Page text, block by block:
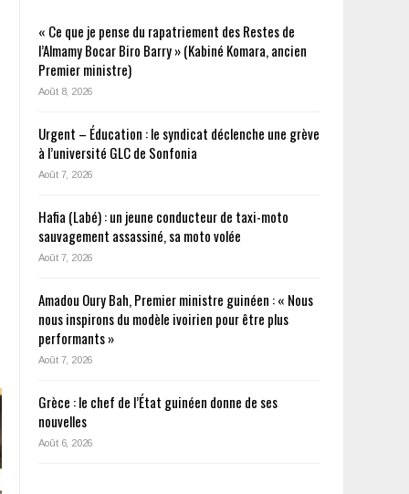
« Ce que je pense du rapatriement des Restes de
l’Almamy Bocar Biro Barry » (Kabiné Komara, ancien
Premier ministre)
Août 8, 2026
Urgent – Éducation : le syndicat déclenche une grève
à l’université GLC de Sonfonia
Août 7, 2026
Hafia (Labé) : un jeune conducteur de taxi-moto
sauvagement assassiné, sa moto volée
Août 7, 2026
Amadou Oury Bah, Premier ministre guinéen : « Nous
nous inspirons du modèle ivoirien pour être plus
performants »
Août 7, 2026
Grèce : le chef de l’État guinéen donne de ses
nouvelles
Août 6, 2026